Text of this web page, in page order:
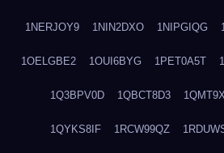
1NERJOY9 1NIN2DXO 1NIPGIQG
1OELGBE2 1OUI6BYG 1PET0A5T
1Q3BPV0D 1QBCT8D3
1QYKS8IF 1RCW99QZ